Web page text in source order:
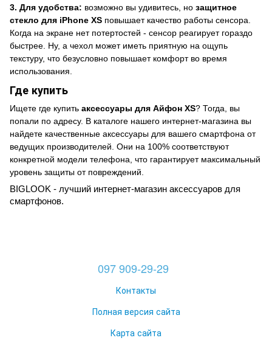
3. Для удобства: возможно вы удивитесь, но защитное
стекло для iPhone XS повышает качество работы сенсора.
Когда на экране нет потертостей - сенсор реагирует гораздо
быстрее. Ну, а чехол может иметь приятную на ощупь
текстуру, что безусловно повышает комфорт во время
использования.
Где купить
Ищете где купить аксессуары для Айфон XS? Тогда, вы
попали по адресу. В каталоге нашего интернет-магазина вы
найдете качественные аксессуары для вашего смартфона от
ведущих производителей. Они на 100% соответствуют
конкретной модели телефона, что гарантирует максимальный
уровень защиты от повреждений.
BIGLOOK - лучший интернет-магазин аксессуаров для
смартфонов.
097 909-29-29
Контакты
Полная версия сайта
Карта сайта